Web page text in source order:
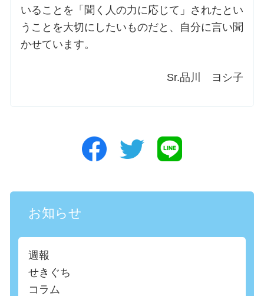
いることを「聞く人の力に応じて」されたとい
うことを大切にしたいものだと、自分に言い聞
かせています。
Sr.品川 ヨシ子
お知らせ
週報
せきぐち
コラム